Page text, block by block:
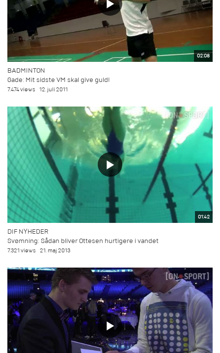
02:08
BADMINTON
Gade: Mit sidste VM skal give guld!
7.474 views 12. juli 2011
01:42
DIF NYHEDER
Svømning: Sådan bliver Ottesen hurtigere i vandet
7.321 views 21. maj 2013